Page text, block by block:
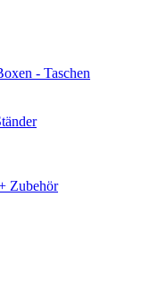
- Taschen
Zubehör